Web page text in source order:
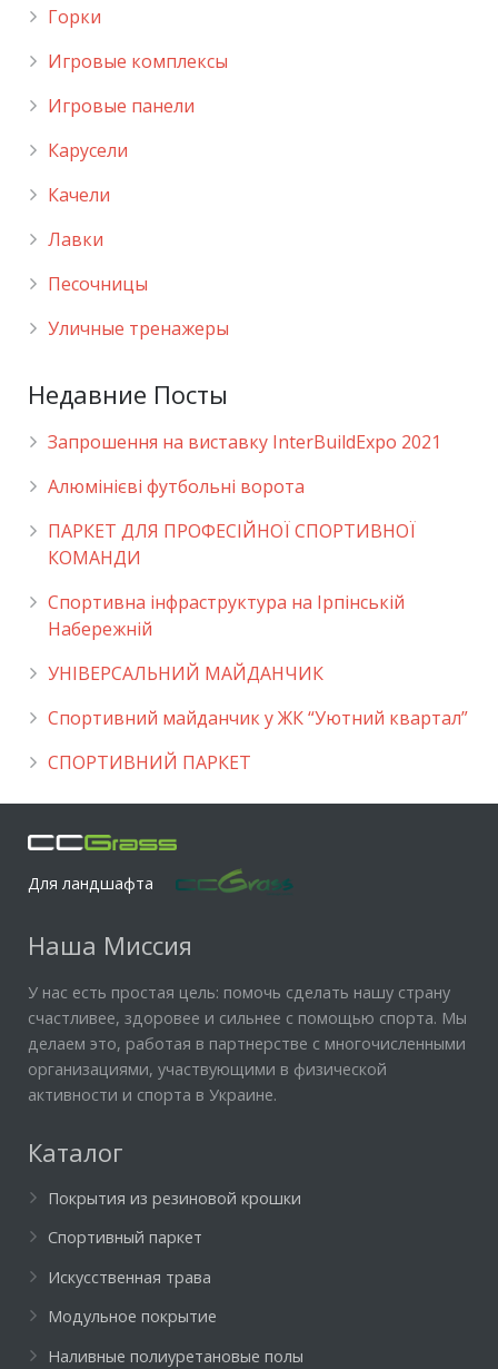
Горки
Игровые комплексы
Игровые панели
Карусели
Качели
Лавки
Песочницы
Уличные тренажеры
Недавние Посты
Запрошення на виставку InterBuildExpo 2021
Алюмінієві футбольні ворота
ПАРКЕТ ДЛЯ ПРОФЕСІЙНОЇ СПОРТИВНОЇ
КОМАНДИ
Спортивна інфраструктура на Ірпінській
Набережній
УНІВЕРСАЛЬНИЙ МАЙДАНЧИК
Cпортивний майданчик у ЖК “Уютний квартал”
СПОРТИВНИЙ ПАРКЕТ
Для ландшафта
Наша Миссия
У нас есть простая цель: помочь сделать нашу страну
счастливее, здоровее и сильнее с помощью спорта. Мы
делаем это, работая в партнерстве с многочисленными
организациями, участвующими в физической
активности и спорта в Украине.
Каталог
Покрытия из резиновой крошки
Спортивный паркет
Искусственная трава
Модульное покрытие
Наливные полиуретановые полы